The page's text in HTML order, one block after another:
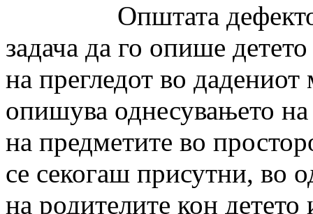
Општата
задача да го опише
на прегледот во
опишува однесувањето
на предметите во
се секогаш присутни, во
на родителите кон